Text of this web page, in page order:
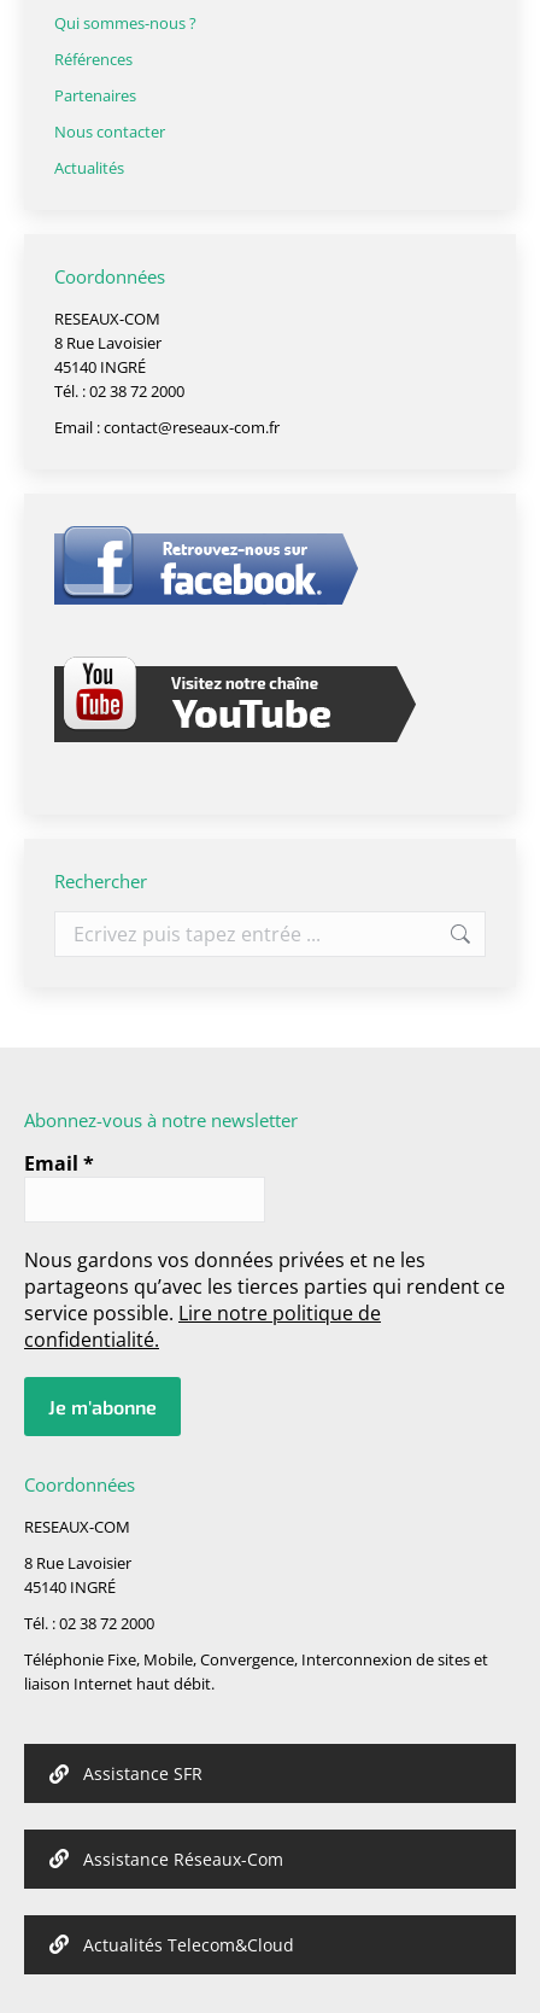
Qui sommes-nous ?
Références
Partenaires
Nous contacter
Actualités
Coordonnées
RESEAUX-COM
8 Rue Lavoisier
45140 INGRÉ
Tél. : 02 38 72 2000
Email :contact@reseaux-com.fr
Rechercher
Abonnez-vous à notre newsletter
Email *
Nous gardons vos données privées et ne les
partageons qu’avec les tierces parties qui rendent ce
service possible. Lire notre politique de
confidentialité.
Coordonnées
RESEAUX-COM
8 Rue Lavoisier
45140 INGRÉ
Tél. : 02 38 72 2000
Téléphonie Fixe, Mobile, Convergence, Interconnexion de sites et
liaison Internet haut débit.
Assistance SFR
Assistance Réseaux-Com
Actualités Telecom&Cloud